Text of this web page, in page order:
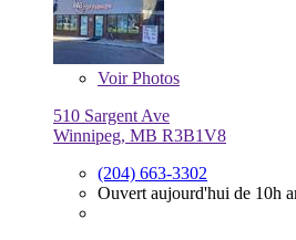
VoirPhotos
510 Sargent Ave
Winnipeg, MB R3B1V8
(204) 663-3302
Ouvert aujourd'hui de 10h